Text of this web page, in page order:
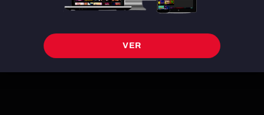
Counter Strike Terrorist es el juego de disparos en primera persona de ritmo
rápido en el que juegas como un peligroso agente con el cometido de
completar todas las misiones.
VER